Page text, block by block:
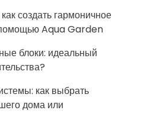
создать гармоничное
Aqua Garden
блоки: идеальный
как выбрать
дома или